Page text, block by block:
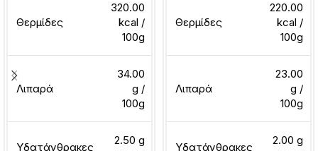
Θερμίδες
320.00
kcal /
100g
Λιπαρά
34.00
g /
100g
Υδατάνθρακες
2.50 g
Θερμίδες
220.00
kcal /
100g
Λιπαρά
23.00
g /
100g
Υδατάνθρακες
2.00 g